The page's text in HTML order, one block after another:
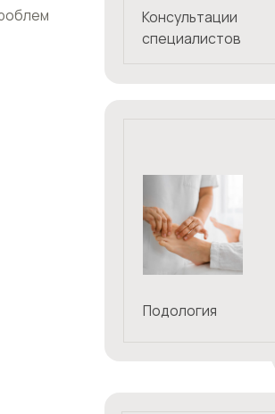
Косметология